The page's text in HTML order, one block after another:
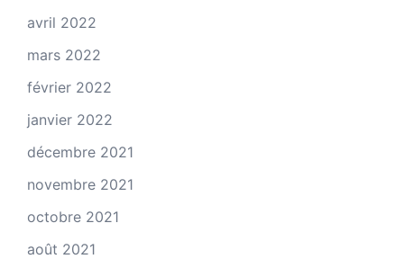
avril 2022
mars 2022
février 2022
janvier 2022
décembre 2021
novembre 2021
octobre 2021
août 2021